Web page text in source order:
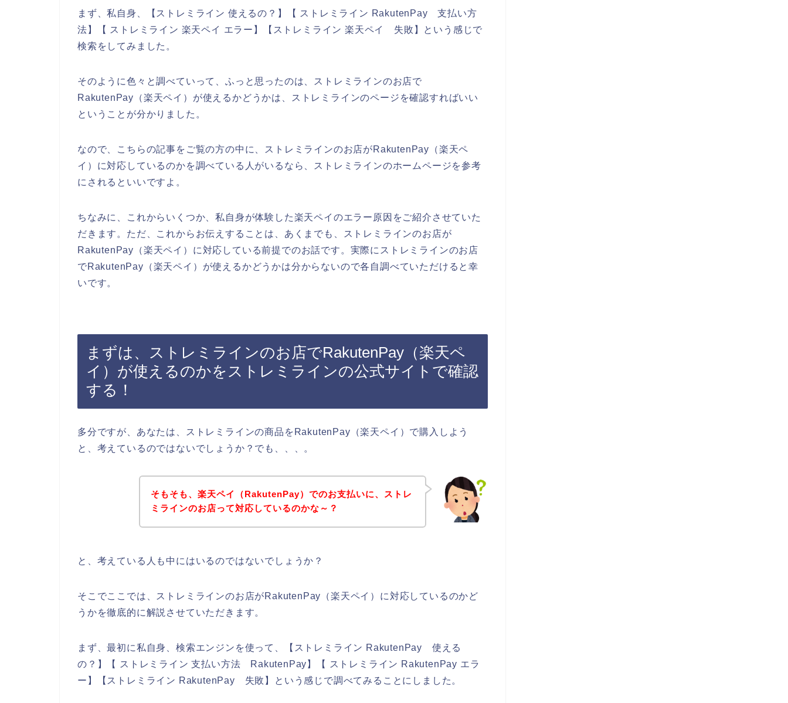
まず、私自身、【ストレミライン 使えるの？】【 ストレミライン RakutenPay 支払い方
法】【 ストレミライン 楽天ペイ エラー】【ストレミライン 楽天ペイ 失敗】という感じで
検索をしてみました。
そのように色々と調べていって、ふっと思ったのは、ストレミラインのお店で
RakutenPay（楽天ペイ）が使えるかどうかは、ストレミラインのページを確認すればいい
ということが分かりました。
なので、こちらの記事をご覧の方の中に、ストレミラインのお店がRakutenPay（楽天ペ
イ）に対応しているのかを調べている人がいるなら、ストレミラインのホームページを参考
にされるといいですよ。
ちなみに、これからいくつか、私自身が体験した楽天ペイのエラー原因をご紹介させていた
だきます。ただ、これからお伝えすることは、あくまでも、ストレミラインのお店が
RakutenPay（楽天ペイ）に対応している前提でのお話です。実際にストレミラインのお店
でRakutenPay（楽天ペイ）が使えるかどうかは分からないので各自調べていただけると幸
いです。
まずは、ストレミラインのお店でRakutenPay（楽天ペ
イ）が使えるのかをストレミラインの公式サイトで確認
する！
多分ですが、あなたは、ストレミラインの商品をRakutenPay（楽天ペイ）で購入しよう
と、考えているのではないでしょうか？でも、、、。
そもそも、楽天ペイ（RakutenPay）でのお支払いに、ストレ
ミラインのお店って対応しているのかな～？
と、考えている人も中にはいるのではないでしょうか？
そこでここでは、ストレミラインのお店がRakutenPay（楽天ペイ）に対応しているのかど
うかを徹底的に解説させていただきます。
まず、最初に私自身、検索エンジンを使って、【ストレミライン RakutenPay 使える
の？】【 ストレミライン 支払い方法 RakutenPay】【 ストレミライン RakutenPay エラ
ー】【ストレミライン RakutenPay 失敗】という感じで調べてみることにしました。